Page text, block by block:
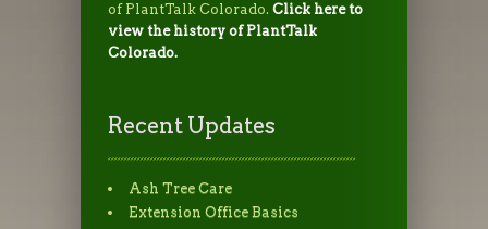
of PlantTalk Colorado. Click here to
view the history of PlantTalk
Colorado.
Recent Updates
Ash Tree Care
Extension Office Basics